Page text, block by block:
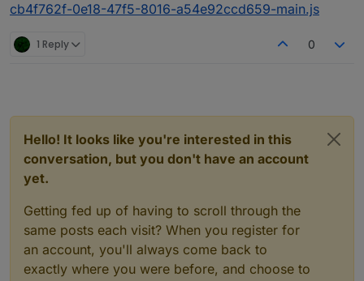
cb4f762f-0e18-47f5-8016-a54e92ccd659-main.js
1 Reply 0
Hello! It looks like you're interested in this
conversation, but you don't have an account
yet.
Getting fed up of having to scroll through the
same posts each visit? When you register for
an account, you'll always come back to
exactly where you were before, and choose to